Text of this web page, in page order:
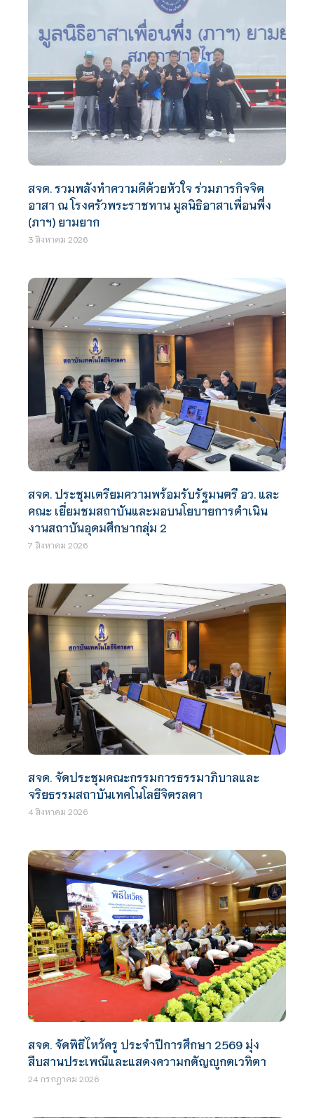
สจด. รวมพลังทำความดีด้วยหัวใจ ร่วมภารกิจจิต
อาสา ณ โรงครัวพระราชทาน มูลนิธิอาสาเพื่อนพึ่ง
(ภาฯ) ยามยาก
3 สิงหาคม 2026
สจด. ประชุมเตรียมความพร้อมรับรัฐมนตรี อว. และ
คณะ เยี่ยมชมสถาบันและมอบนโยบายการดำเนิน
งานสถาบันอุดมศึกษากลุ่ม 2
7 สิงหาคม 2026
สจด. จัดประชุมคณะกรรมการธรรมาภิบาลและ
จริยธรรมสถาบันเทคโนโลยีจิตรลดา
4 สิงหาคม 2026
สจด. จัดพิธีไหว้ครู ประจำปีการศึกษา 2569 มุ่ง
สืบสานประเพณีและแสดงความกตัญญูกตเวทิตา
24 กรกฎาคม 2026